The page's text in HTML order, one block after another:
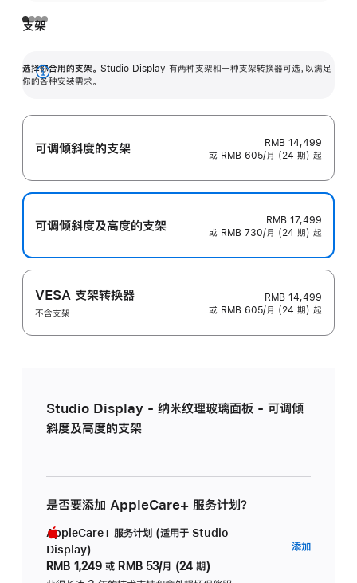
支架
选择你合用的支架。 Studio Display 有两种支架和一种支架转换器可选，以满足
你的各种安装需求。
展
可调倾斜度的支架
RMB 14,499
或 RMB 605/月 (24 期) 起
可调倾斜度及高‍度的支‍架
RMB 17,499
或 RMB 730/月 (24 期) 起
VESA 支架转换器
不含支架
RMB 14,499
或 RMB 605/月 (24 期) 起
Studio Display - 纳米纹理玻璃面板 - 可调倾
斜度及高度的支架
是否要添加 AppleCare+ 服务计划？
AppleCare+ 服务计划 (适用于 Studio
Display)
RMB 1,249 或 RMB 53/月 (24 期)
添加